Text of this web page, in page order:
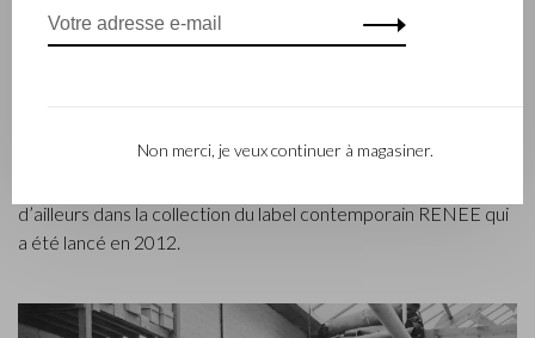
l’époque par le maître piqueur, Walter Castelijn, et le coupeur
de cuir, Marinus Beerens, qui décidèrent de fabriquer
internationale. La tradition familiale qui allie la qualité et le
d’ailleurs dans la collection du label contemporain RENEE qui
a été lancé en 2012.
Non merci, je veux continuer à magasiner.